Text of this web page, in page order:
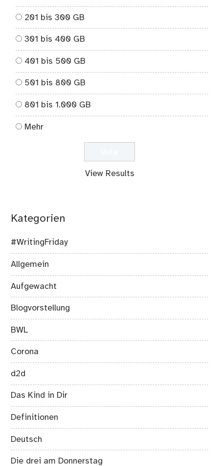
201 bis 300 GB
301 bis 400 GB
401 bis 500 GB
501 bis 800 GB
801 bis 1.000 GB
Mehr
View Results
Kategorien
#WritingFriday
Allgemein
Aufgewacht
Blogvorstellung
BWL
Corona
d2d
Das Kind in Dir
Definitionen
Deutsch
Die drei am Donnerstag